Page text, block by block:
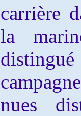
carrière
la
nues